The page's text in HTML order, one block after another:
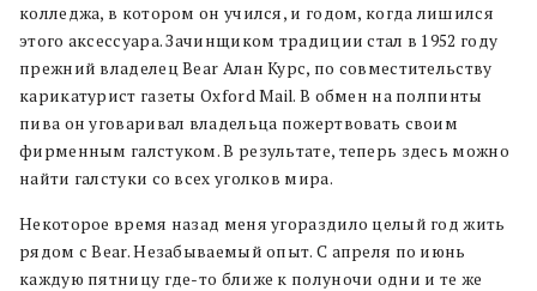
колледжа, в котором он учился, и годом, когда лишился
этого аксессуара. Зачинщиком традиции стал в 1952 году
прежний владелец Bear Алан Курс, по совместительству
карикатурист газеты Oxford Mail. В обмен на полпинты
пива он уговаривал владельца пожертвовать своим
фирменным галстуком. В результате, теперь здесь можно
найти галстуки со всех уголков мира.
Некоторое время назад меня угораздило целый год жить
рядом с Bear. Незабываемый опыт. С апреля по июнь
каждую пятницу где-то ближе к полуночи одни и те же